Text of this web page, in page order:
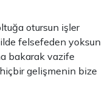
otursun işler
felsefeden yoksun
bakarak vazife
gelişmenin bize